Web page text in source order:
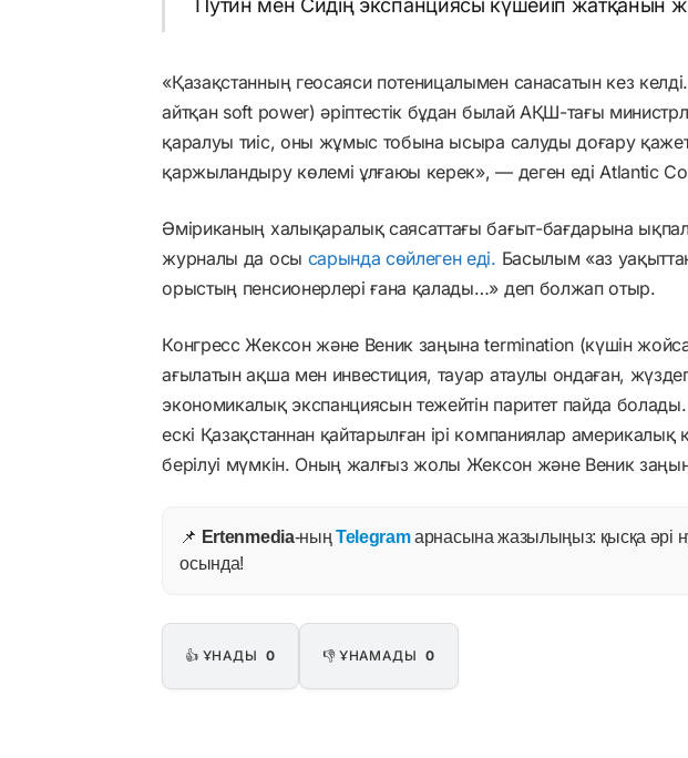
Путин мен Сидің экспанциясы күшейіп жатқанын
«Қазақстанның геосаяси потеницалымен санасатын кез
айтқан soft power) әріптестік бұдан былай АҚШ-тағы
қаралуы тиіс, оны жұмыс тобына ысыра салуды доғару
қаржыландыру көлемі ұлғаюы керек», — деген еді Atlantic
Әміриканың халықаралық саясаттағы бағыт-бағдарына
журналы да осы сарында сөйлеген еді. Басылым «аз
орыстың пенсионерлері ғана қалады…» деп болжап отыр.
Конгресс Жексон және Веник заңына termination (күшін
ағылатын ақша мен инвестиция, тауар атаулы ондаған,
экономикалық экспанциясын тежейтін паритет пайда
ескі Қазақстаннан қайтарылған ірі компаниялар америкалық
берілуі мүмкін. Оның жалғыз жолы Жексон және Веник
📌 Ertenmedia-ның Telegramарнасына жазылыңыз: қысқа әрі
осында!
👍 ҰНАДЫ 0 👎 ҰНАМАДЫ 0